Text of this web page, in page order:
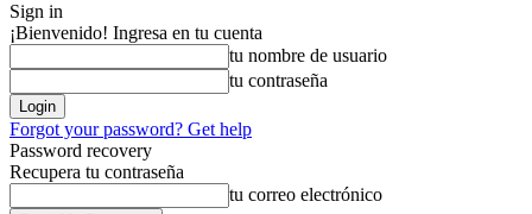
Sign in
¡Bienvenido! Ingresa en tu cuenta
tu nombre de usuario
tu contraseña
Forgot your password? Get help
Password recovery
Recupera tu contraseña
tu correo electrónico